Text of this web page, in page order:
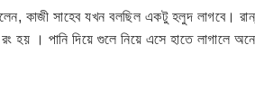
কাজী সাহেব যখন বলছিল একটু হলুদ লাগবে।
হয় । পানি দিয়ে গুলে নিয়ে এসে হাতে লাগালে